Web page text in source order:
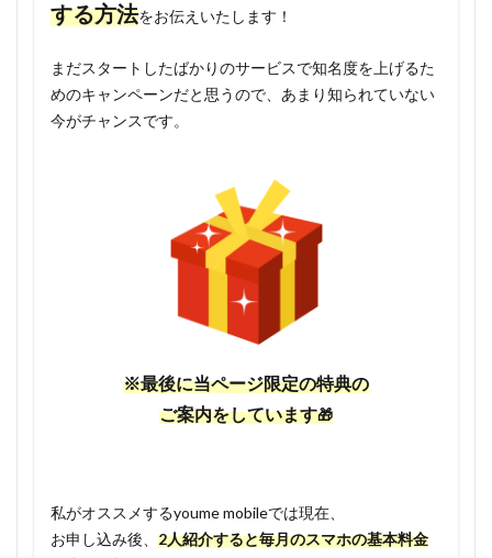
する方法をお伝えいたします！
まだスタートしたばかりのサービスで知名度を上げるた
めのキャンペーンだと思うので、あまり知られていない
今がチャンスです。
※最後に当ページ限定の特典の
ご案内をしています🎁
私がオススメするyoume mobileでは現在、
お申し込み後、 2人紹介すると毎月のスマホの基本料金